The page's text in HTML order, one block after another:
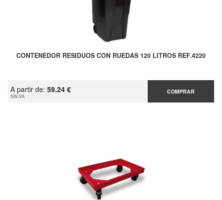
CONTENEDOR RESIDUOS CON RUEDAS 120 LITROS REF.4220
A partir de: 59.24 €
SIN IVA
COMPRAR